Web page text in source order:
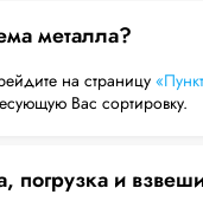
металла?
на страницу
Вас сортировку.
погрузка и